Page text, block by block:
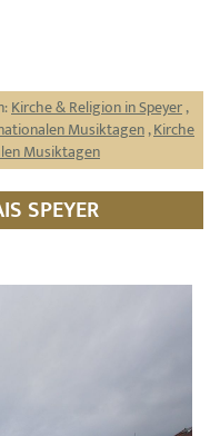
Kirche & Religion in Speyer,
Musiktagen,Kirche
Musiktagen
SPEYER